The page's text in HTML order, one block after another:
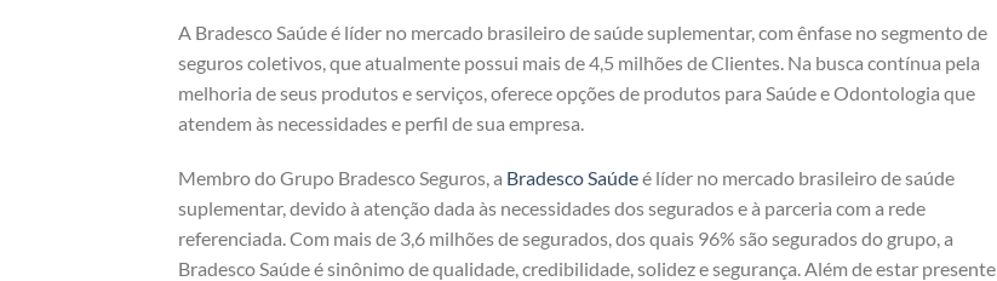
A Bradesco Saúde é líder no mercado brasileiro de saúde suplementar, com ênfase no segmento de
seguros coletivos, que atualmente possui mais de 4,5 milhões de Clientes. Na busca contínua pela
melhoria de seus produtos e serviços, oferece opções de produtos para Saúde e Odontologia que
atendem às necessidades e perfil de sua empresa.
Membro do Grupo Bradesco Seguros, a Bradesco Saúdeé líder no mercado brasileiro de saúde
suplementar, devido à atenção dada às necessidades dos segurados e à parceria com a rede
referenciada. Com mais de 3,6 milhões de segurados, dos quais 96% são segurados do grupo, a
Bradesco Saúde é sinônimo de qualidade, credibilidade, solidez e segurança. Além de estar presente